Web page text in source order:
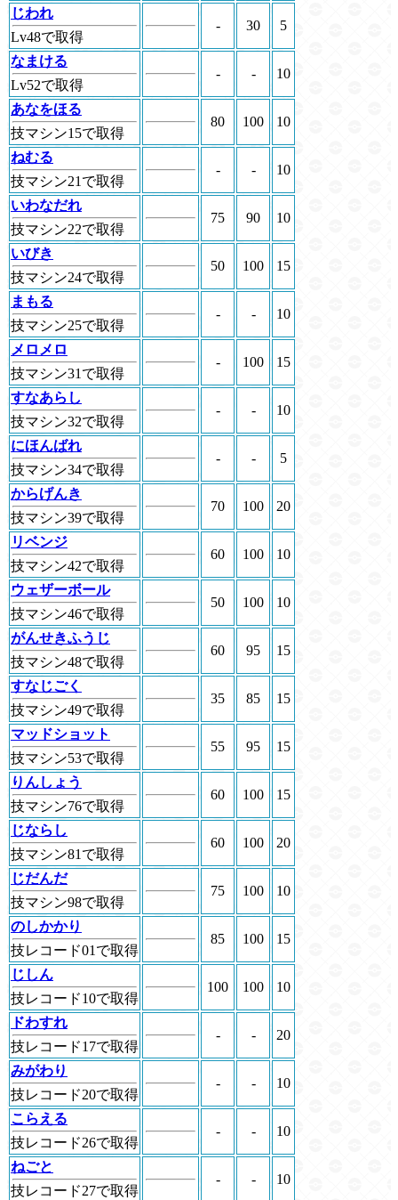
じわれ
Lv48で取得
- 30 5
なまける
Lv52で取得
- - 10
あなをほる
技マシン15で取得
80 100 10
ねむる
技マシン21で取得
- - 10
いわなだれ
技マシン22で取得
75 90 10
いびき
技マシン24で取得
50 100 15
まもる
技マシン25で取得
- - 10
メロメロ
技マシン31で取得
- 100 15
すなあらし
技マシン32で取得
- - 10
にほんばれ
技マシン34で取得
- - 5
からげんき
技マシン39で取得
70 100 20
リベンジ
技マシン42で取得
60 100 10
ウェザーボール
技マシン46で取得
50 100 10
がんせきふうじ
技マシン48で取得
60 95 15
すなじごく
技マシン49で取得
35 85 15
マッドショット
技マシン53で取得
55 95 15
りんしょう
技マシン76で取得
60 100 15
じならし
技マシン81で取得
60 100 20
じだんだ
技マシン98で取得
75 100 10
のしかかり
技レコード01で取得
85 100 15
じしん
技レコード10で取得
100 100 10
ドわすれ
技レコード17で取得
- - 20
みがわり
技レコード20で取得
- - 10
こらえる
技レコード26で取得
- - 10
ねごと
技レコード27で取得
- - 10